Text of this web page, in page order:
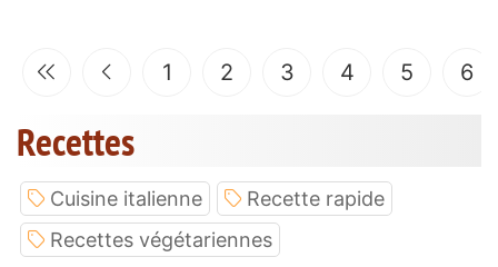
1 2 3 4 5 6
Recettes
Cuisine italienne
Recette rapide
Recettes végétariennes